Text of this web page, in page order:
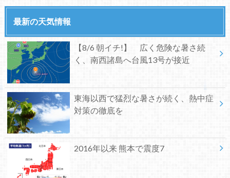
最新の天気情報
【8/6 朝イチ!】 広く危険な暑さ続
く、南西諸島へ台風13号が接近
東海以西で猛烈な暑さが続く、熱中症
対策の徹底を
2016年以来 熊本で震度7